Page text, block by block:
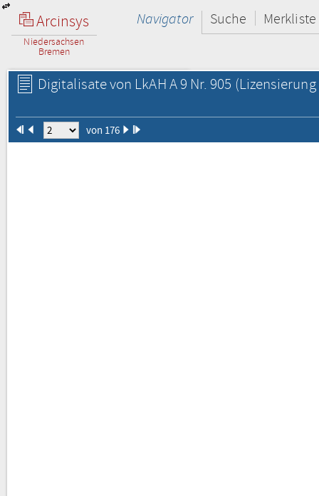
Arcinsys
Niedersachsen
Bremen
Navigator Suche Merkliste
Digitalisate von LkAH A 9 Nr. 905
von 176